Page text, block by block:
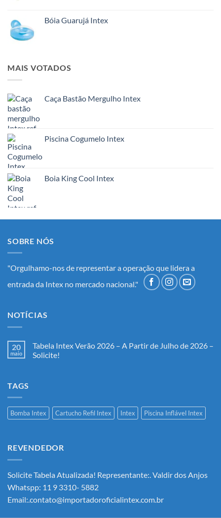
Bóia Guarujá Intex
MAIS VOTADOS
Caça Bastão Mergulho Intex
Piscina Cogumelo Intex
Boia King Cool Intex
SOBRE NÓS
"Orgulhamo-nos de representar a operação que lidera a
entrada da Intex no mercado nacional."
NOTÍCIAS
20
maio
Tabela Intex Verão 2026 – A Partir de Julho de 2026 –
Solicite!
–
A
2026
TAGS
Bomba Intex Cartucho Refil Intex Intex Piscina Inflável Intex
REVENDEDOR
Solicite Tabela Atualizada! Representante:. Valdir dos Anjos
Whatspp: 11 9 3310- 5882
Email:.contato@importadoroficialintex.com.br